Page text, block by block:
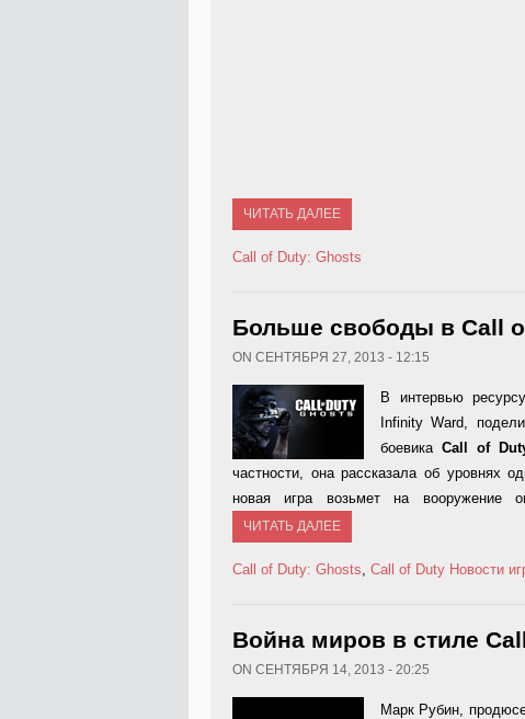
ЧИТАТЬ ДАЛЕЕ
Call of Duty: Ghosts
Больше свободы в Call
ON СЕНТЯБРЯ 27, 2013 - 12:15
В интервью
Infinity Ward,
боевика Call of
частности, она рассказала об уровнях
новая игра возьмет на вооружение
ЧИТАТЬ ДАЛЕЕ
Call of Duty: Ghosts, Call of Duty Новости
Война миров в стиле
ON СЕНТЯБРЯ 14, 2013 - 20:25
Марк Рубин,